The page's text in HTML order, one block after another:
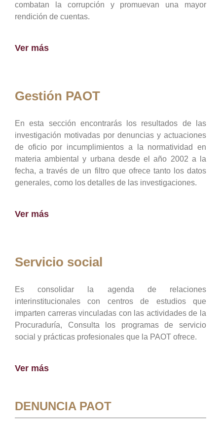
combatan la corrupción y promuevan una mayor
rendición de cuentas.
Ver más
Gestión PAOT
En esta sección encontrarás los resultados de las
investigación motivadas por denuncias y actuaciones
de oficio por incumplimientos a la normatividad en
materia ambiental y urbana desde el año 2002 a la
fecha, a través de un filtro que ofrece tanto los datos
generales, como los detalles de las investigaciones.
Ver más
Servicio social
Es consolidar la agenda de relaciones
interinstitucionales con centros de estudios que
imparten carreras vinculadas con las actividades de la
Procuraduría, Consulta los programas de servicio
social y prácticas profesionales que la PAOT ofrece.
Ver más
DENUNCIA PAOT